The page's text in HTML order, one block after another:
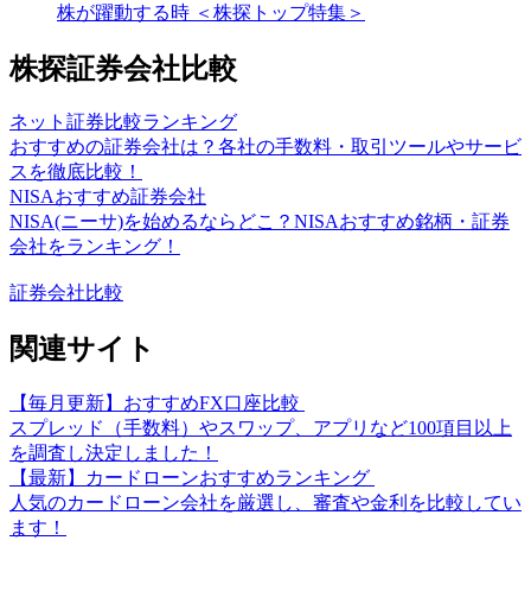
株が躍動する時 ＜株探トップ特集＞
株探証券会社比較
ネット証券比較ランキング
おすすめの証券会社は？各社の手数料・取引ツールやサービ
スを徹底比較！
NISAおすすめ証券会社
NISA(ニーサ)を始めるならどこ？NISAおすすめ銘柄・証券
会社をランキング！
証券会社比較
関連サイト
【毎月更新】おすすめFX口座比較
スプレッド（手数料）やスワップ、アプリなど100項目以上
を調査し決定しました！
【最新】カードローンおすすめランキング
人気のカードローン会社を厳選し、審査や金利を比較してい
ます！